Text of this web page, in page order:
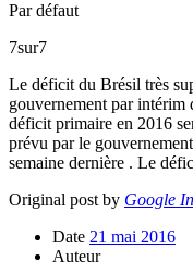
Par défaut
7sur7
Le déficit du Brésil très
gouvernement par intérim
déficit primaire en 2016
prévu par le
semaine dernière . Le
Original post by Google
Date 21 mai 2016
Auteur